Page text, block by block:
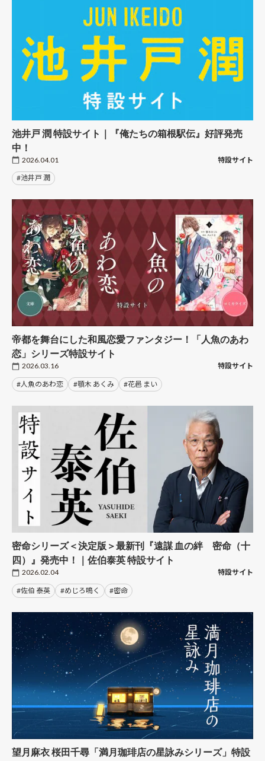
池井戸 潤 特設サイト｜『俺たちの箱根駅伝』好評発売
中！
2026.04.01 特設サイト
#池井戸 潤
帝都を舞台にした和風恋愛ファンタジー！「人魚のあわ
恋」シリーズ特設サイト
2026.03.16 特設サイト
#人魚のあわ恋 #顎木 あくみ #花邑 まい
密命シリーズ＜決定版＞最新刊『遠謀 血の絆 密命（十
四）』発売中！｜佐伯泰英 特設サイト
2026.02.04 特設サイト
#佐伯 泰英 #めじろ鳴く #密命
望月麻衣 桜田千尋「満月珈琲店の星詠みシリーズ」特設